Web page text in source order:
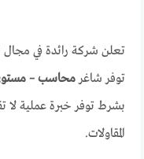
تعلن شركة رائدة في مجال
توفر شاغرمحاسب –
بشرط توفر خبرة عملية لا
المقاولات.